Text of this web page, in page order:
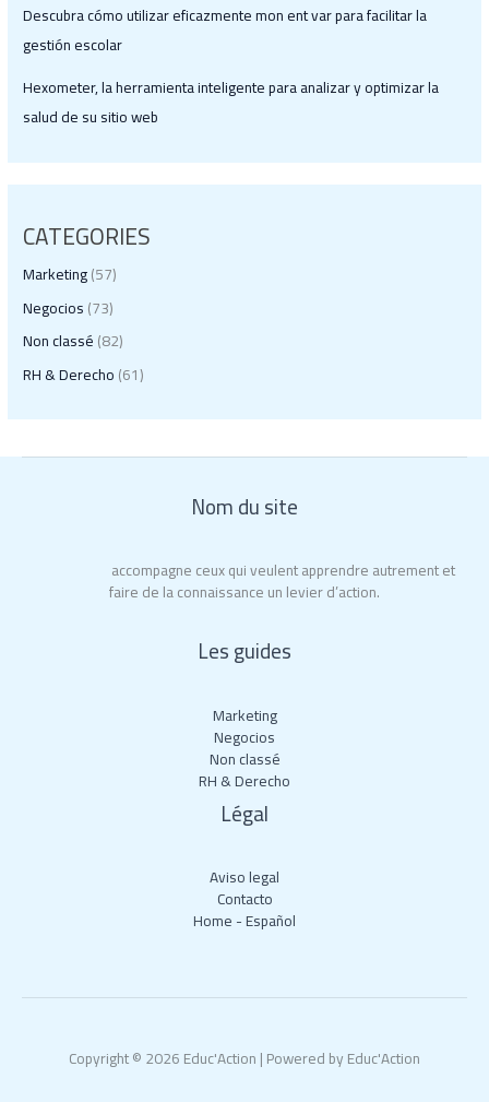
Descubra cómo utilizar eficazmente mon ent var para facilitar la
gestión escolar
Hexometer, la herramienta inteligente para analizar y optimizar la
salud de su sitio web
CATEGORIES
Marketing(57)
Negocios(73)
Non classé(82)
RH & Derecho(61)
Nom du site
accompagne ceux qui veulent apprendre autrement et
faire de la connaissance un levier d’action.
Les guides
Marketing
Negocios
Non classé
RH & Derecho
Légal
Aviso legal
Contacto
Home - Español
Copyright © 2026 Educ'Action | Powered by Educ'Action